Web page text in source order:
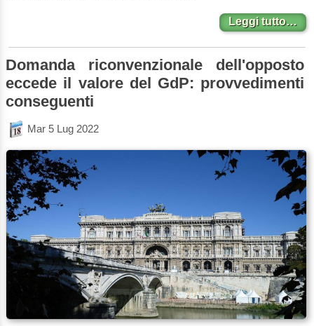
Leggi tutto…
Domanda riconvenzionale dell'opposto
eccede il valore del GdP: provvedimenti
conseguenti
Mar 5 Lug 2022